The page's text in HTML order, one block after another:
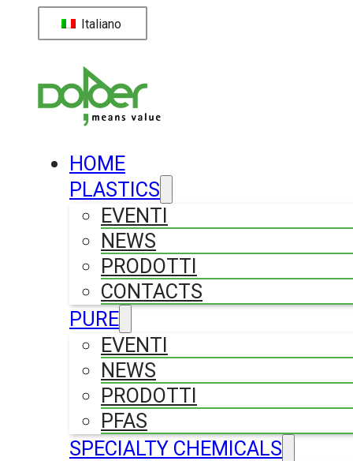
Italiano
HOME
PLASTICS
EVENTI
NEWS
PRODOTTI
CONTACTS
PURE
EVENTI
NEWS
PRODOTTI
PFAS
SPECIALTY CHEMICALS